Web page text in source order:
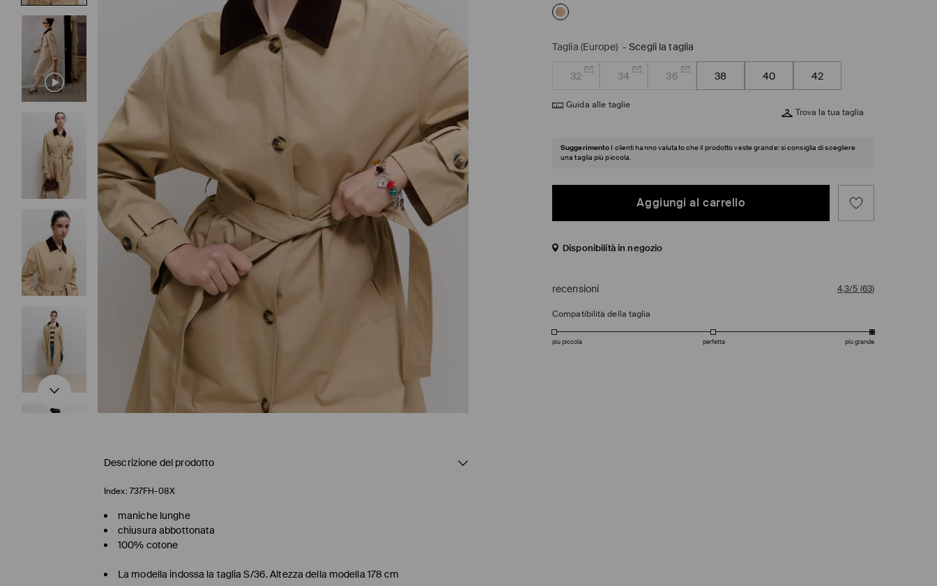
Taglia (Europe) -Scegli la taglia
32 34 36 38 40 42
Guida alle taglie
Trova la tua taglia
Suggerimento I clienti hanno valutato che il prodotto veste grande: si consiglia di scegliere
una taglia più piccola.
Aggiungi al carrello
Disponibilità in negozio
recensioni 4,3/5 (63)
Compatibilità della taglia
più piccola perfetta più grande
Descrizione del prodotto
Index: 737FH-08X
maniche lunghe
chiusura abbottonata
100% cotone
La modella indossa la taglia S/36. Altezza della modella 178 cm